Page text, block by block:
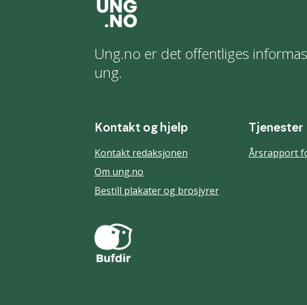
Ung.no er det offentliges
ung.
Kontakt og hjelp
Kontakt redaksjonen
Om ung.no
Bestill plakater og brosjyrer
Tjenester
Årsrapport